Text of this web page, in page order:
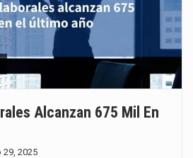
Alcanzan 675 Mil En
29, 2025